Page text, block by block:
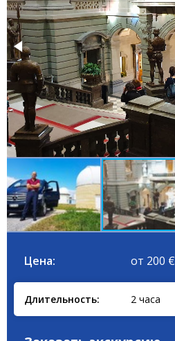
Цена: от 200 €
Длительность: 2 часа